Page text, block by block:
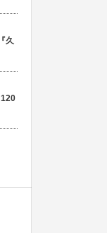
久